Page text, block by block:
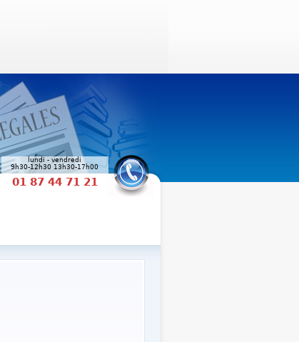
lundi - vendredi
9h30-12h30 13h30-17h00
01 87 44 71 21